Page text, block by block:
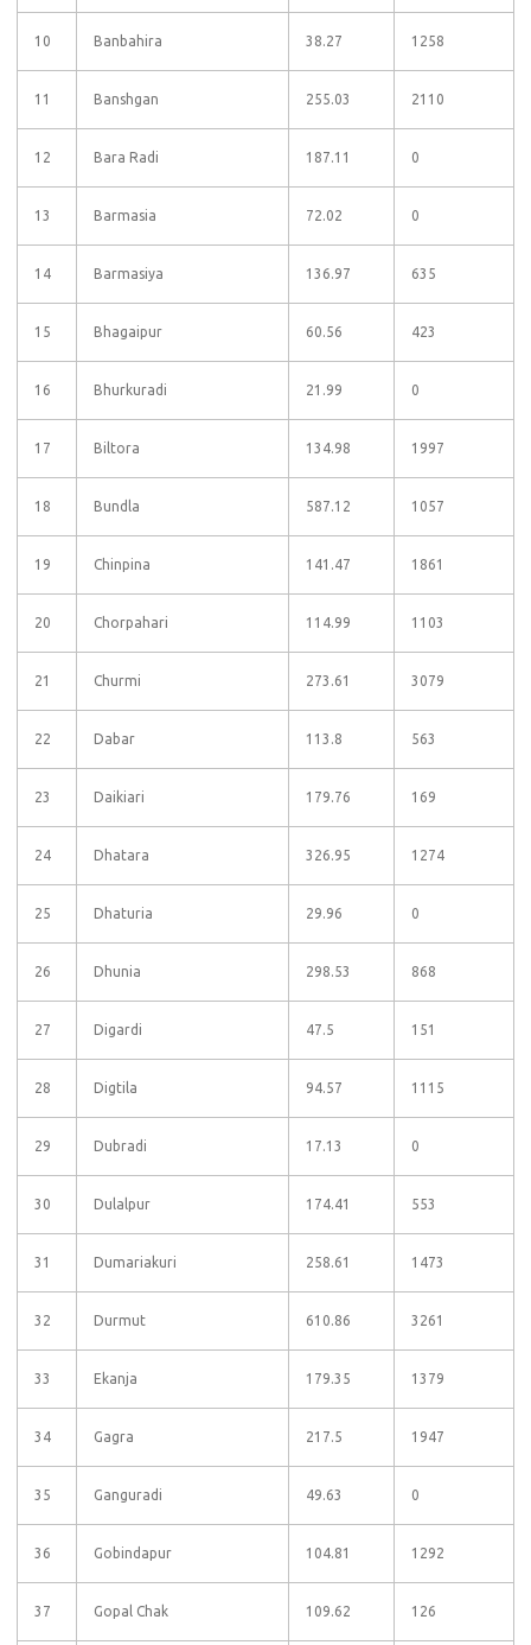
10 Banbahira 38.27 1258
11 Banshgan 255.03 2110
12 Bara Radi 187.11 0
13 Barmasia 72.02 0
14 Barmasiya 136.97 635
15 Bhagaipur 60.56 423
16 Bhurkuradi 21.99 0
17 Biltora 134.98 1997
18 Bundla 587.12 1057
19 Chinpina 141.47 1861
20 Chorpahari 114.99 1103
21 Churmi 273.61 3079
22 Dabar 113.8 563
23 Daikiari 179.76 169
24 Dhatara 326.95 1274
25 Dhaturia 29.96 0
26 Dhunia 298.53 868
27 Digardi 47.5 151
28 Digtila 94.57 1115
29 Dubradi 17.13 0
30 Dulalpur 174.41 553
31 Dumariakuri 258.61 1473
32 Durmut 610.86 3261
33 Ekanja 179.35 1379
34 Gagra 217.5 1947
35 Ganguradi 49.63 0
36 Gobindapur 104.81 1292
37 Gopal Chak 109.62 126